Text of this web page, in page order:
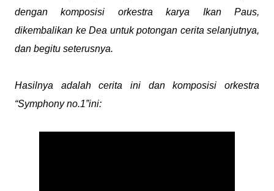
dengan komposisi orkestra karya Ikan Paus,
dikembalikan ke Dea untuk potongan cerita selanjutnya,
dan begitu seterusnya.
Hasilnya adalah cerita ini dan komposisi orkestra
“Symphony no.1”ini: